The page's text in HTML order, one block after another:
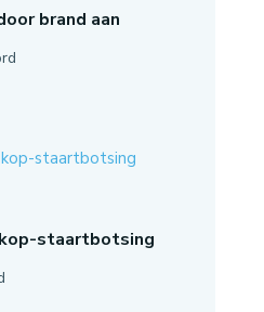
brand aan
staartbotsing